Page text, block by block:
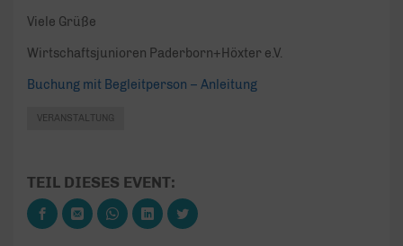
Viele Grüße
Wirtschaftsjunioren Paderborn+Höxter e.V.
Buchung mit Begleitperson – Anleitung
VERANSTALTUNG
TEIL DIESES EVENT: